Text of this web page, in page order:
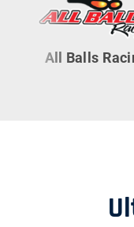
All Balls Racing